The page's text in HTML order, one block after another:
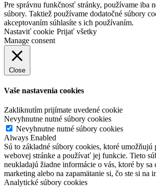
Pre správnu funkčnosť stránky, používame iba
súbory. Taktiež používame dodatočné súbory
akceptovaním súhlasíte s ich používaním.
Nastaviť cookie Prijať všetky
Manage consent
Close
Vaše nastavenia cookies
Zakliknutím prijímate uvedené cookie
Nevyhnutne nutné súbory cookies
Nevyhnutne nutné súbory cookies
Always Enabled
Sú to základné súbory cookies, ktoré
webovej stránke a používať jej funkcie. Tieto
neukladajú žiadne informácie o vás, ktoré by
marketing alebo na zapamätanie si, čo ste si na
Analytické súbory cookies